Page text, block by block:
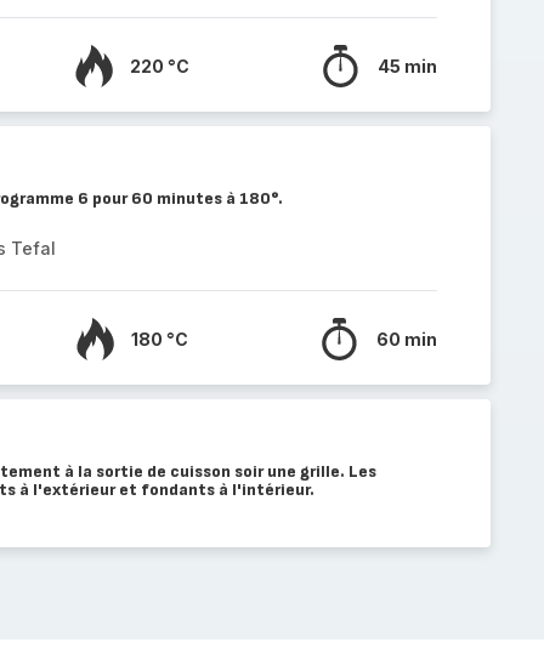
220 °C 45 min
6 pour 60 minutes à 180°.
Tefal
180 °C 60 min
à la sortie de cuisson soir une grille. Les
à l'extérieur et fondants à l'intérieur.